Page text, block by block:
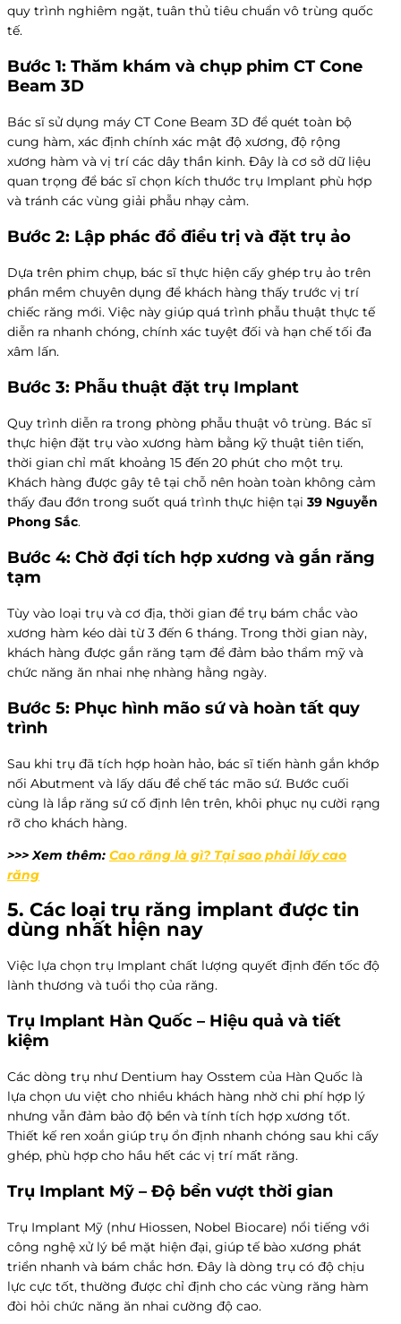
quy trình nghiêm ngặt, tuân thủ tiêu chuẩn vô trùng quốc
tế.
Bước 1: Thăm khám và chụp phim CT Cone
Beam 3D
Bác sĩ sử dụng máy CT Cone Beam 3D để quét toàn bộ
cung hàm, xác định chính xác mật độ xương, độ rộng
xương hàm và vị trí các dây thần kinh. Đây là cơ sở dữ liệu
quan trọng để bác sĩ chọn kích thước trụ Implant phù hợp
và tránh các vùng giải phẫu nhạy cảm.
Bước 2: Lập phác đồ điều trị và đặt trụ ảo
Dựa trên phim chụp, bác sĩ thực hiện cấy ghép trụ ảo trên
phần mềm chuyên dụng để khách hàng thấy trước vị trí
chiếc răng mới. Việc này giúp quá trình phẫu thuật thực tế
diễn ra nhanh chóng, chính xác tuyệt đối và hạn chế tối đa
xâm lấn.
Bước 3: Phẫu thuật đặt trụ Implant
Quy trình diễn ra trong phòng phẫu thuật vô trùng. Bác sĩ
thực hiện đặt trụ vào xương hàm bằng kỹ thuật tiên tiến,
thời gian chỉ mất khoảng 15 đến 20 phút cho một trụ.
Khách hàng được gây tê tại chỗ nên hoàn toàn không cảm
thấy đau đớn trong suốt quá trình thực hiện tại 39 Nguyễn
Phong Sắc.
Bước 4: Chờ đợi tích hợp xương và gắn răng
tạm
Tùy vào loại trụ và cơ địa, thời gian để trụ bám chắc vào
xương hàm kéo dài từ 3 đến 6 tháng. Trong thời gian này,
khách hàng được gắn răng tạm để đảm bảo thẩm mỹ và
chức năng ăn nhai nhẹ nhàng hằng ngày.
Bước 5: Phục hình mão sứ và hoàn tất quy
trình
Sau khi trụ đã tích hợp hoàn hảo, bác sĩ tiến hành gắn khớp
nối Abutment và lấy dấu để chế tác mão sứ. Bước cuối
cùng là lắp răng sứ cố định lên trên, khôi phục nụ cười rạng
rỡ cho khách hàng.
>>> Xem thêm: Cao răng là gì? Tại sao phải lấy cao
răng
5. Các loại trụ răng implant được tin
dùng nhất hiện nay
Việc lựa chọn trụ Implant chất lượng quyết định đến tốc độ
lành thương và tuổi thọ của răng.
Trụ Implant Hàn Quốc – Hiệu quả và tiết
kiệm
Các dòng trụ như Dentium hay Osstem của Hàn Quốc là
lựa chọn ưu việt cho nhiều khách hàng nhờ chi phí hợp lý
nhưng vẫn đảm bảo độ bền và tính tích hợp xương tốt.
Thiết kế ren xoắn giúp trụ ổn định nhanh chóng sau khi cấy
ghép, phù hợp cho hầu hết các vị trí mất răng.
Trụ Implant Mỹ – Độ bền vượt thời gian
Trụ Implant Mỹ (như Hiossen, Nobel Biocare) nổi tiếng với
công nghệ xử lý bề mặt hiện đại, giúp tế bào xương phát
triển nhanh và bám chắc hơn. Đây là dòng trụ có độ chịu
lực cực tốt, thường được chỉ định cho các vùng răng hàm
đòi hỏi chức năng ăn nhai cường độ cao.